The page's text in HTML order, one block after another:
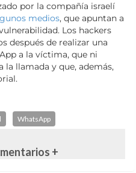
por la compañía israelí
medios, que apuntan a
Los hackers
después de realizar una
a la víctima, que ni
la llamada y que, además,
WhatsApp
+